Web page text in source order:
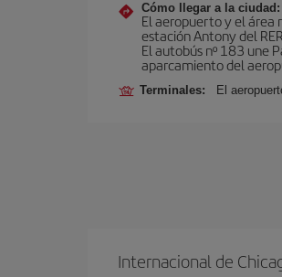
Cómo llegar a la ciudad:
El aeropuerto y el área
estación Antony del
El autobús nº 183 une
aparcamiento del
Terminales: El
Internacional de